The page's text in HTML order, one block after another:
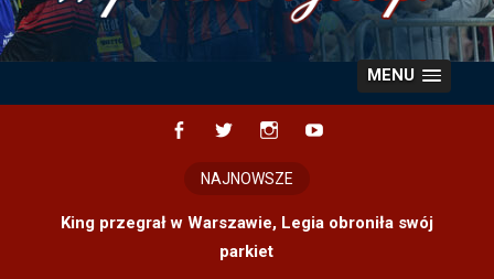
MENU
NAJNOWSZE
King przegrał w Warszawie, Legia obroniła swój
parkiet